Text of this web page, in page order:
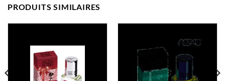
PRODUITS SIMILAIRES